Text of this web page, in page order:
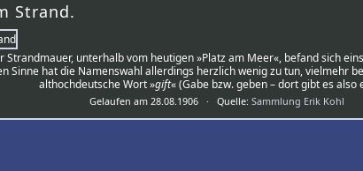
Strand.
Strandmauer, unterhalb vom heutigen »Platz am Meer«, befand sich
Sinne hat die Namenswahl allerdings herzlich wenig zu tun, vielmehr
althochdeutsche Wort »gift« (Gabe bzw. geben – dort gibt es also
Gelaufen am 28.08.1906 · Quelle: Sammlung Erik Kohl